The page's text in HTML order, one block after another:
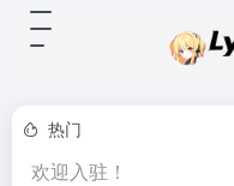
热门
欢迎入驻！